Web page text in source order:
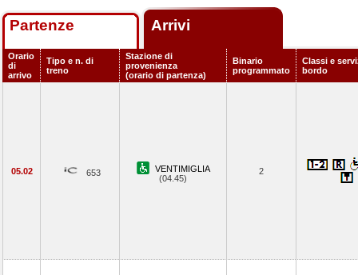
Partenze Arrivi
Orario
di
arrivo
Tipo e n. di
treno
Stazione di
provenienza
(orario di partenza)
Binario
programmato
Classi e
bordo
05.02 653
VENTIMIGLIA
(04.45)
2